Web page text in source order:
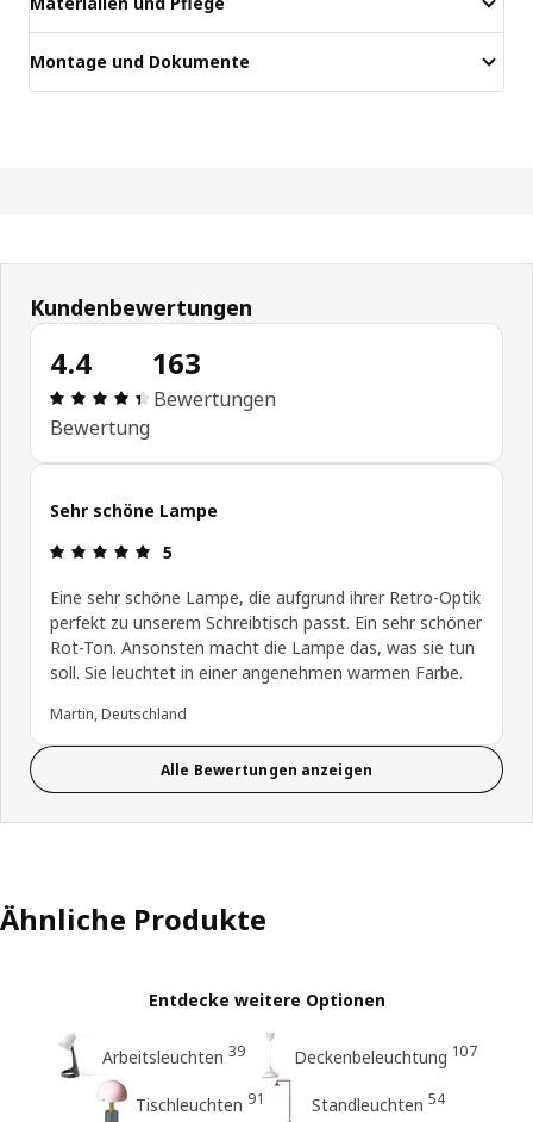
Montage und Dokumente
Kundenbewertungen
4.4
Bewertung: 4.4 von 5 Sterne Alle Bewertungen:
Bewertung
163
Bewertungen
Sehr schöne Lampe
Bewertung: 5 von 5 Sterne
5
Eine sehr schöne Lampe, die aufgrund ihrer Retro-Optik
perfekt zu unserem Schreibtisch passt. Ein sehr schöner
Rot-Ton. Ansonsten macht die Lampe das, was sie tun
soll. Sie leuchtet in einer angenehmen warmen Farbe.
Martin, Deutschland
Alle Bewertungen anzeigen
Ähnliche Produkte
Entdecke weitere Optionen
Arbeitsleuchten 39 Deckenbeleuchtung 107
Tischleuchten 91 Standleuchten 54